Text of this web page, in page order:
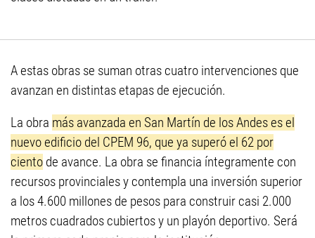
A estas obras se suman otras cuatro intervenciones que
avanzan en distintas etapas de ejecución.
La obra más avanzada en San Martín de los Andes es el
nuevo edificio del CPEM 96, que ya superó el 62 por
ciento de avance. La obra se financia íntegramente con
recursos provinciales y contempla una inversión superior
a los 4.600 millones de pesos para construir casi 2.000
metros cuadrados cubiertos y un playón deportivo. Será